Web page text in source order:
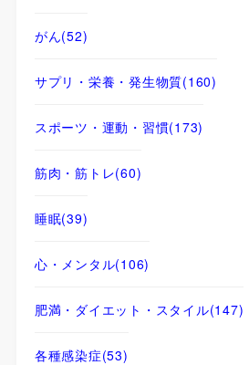
がん(52)
サプリ・栄養・発生物質(160)
スポーツ・運動・習慣(173)
筋肉・筋トレ(60)
睡眠(39)
心・メンタル(106)
肥満・ダイエット・スタイル(147)
各種感染症(53)